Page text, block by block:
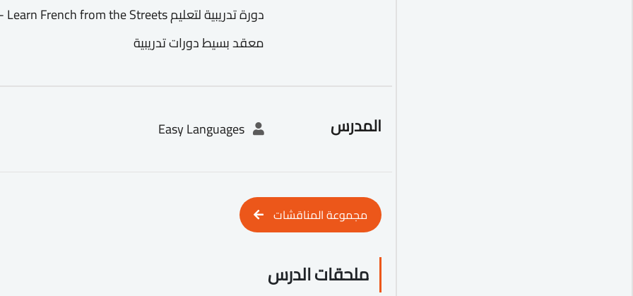
معقد بسيط دورات تدريبية
المدرس Easy Languages
مجموعة المناقشات
ملحقات الدرس